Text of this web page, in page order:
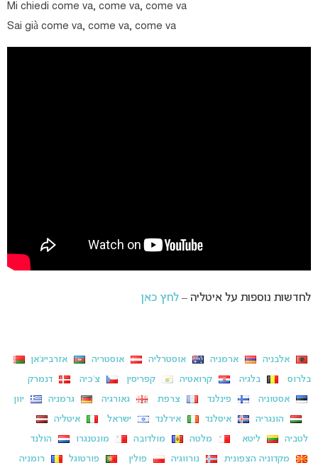
Mi chiedi come va, come va, come va
Sai già come va, come va, come va
לחדשות נוספות על איטליה – לחץ כאן
אלבניה ארמניה אוסטרליה אוסטריה
אזרבייג’אן
בלרוס
בלגיה קרואטיה קפריסין צ’כיה
דנמרק
אסטוניה
פינלנד צרפת גאורגיה גרמניה
יוון
הונגריה
איסלנד אירלנד ישראל
איטליה
לטביה
ליטא מלטה מולדובה מונטנגרו
הולנד
מקדוניה הצפונית
נורווגיה פולין פורטוגל רומניה